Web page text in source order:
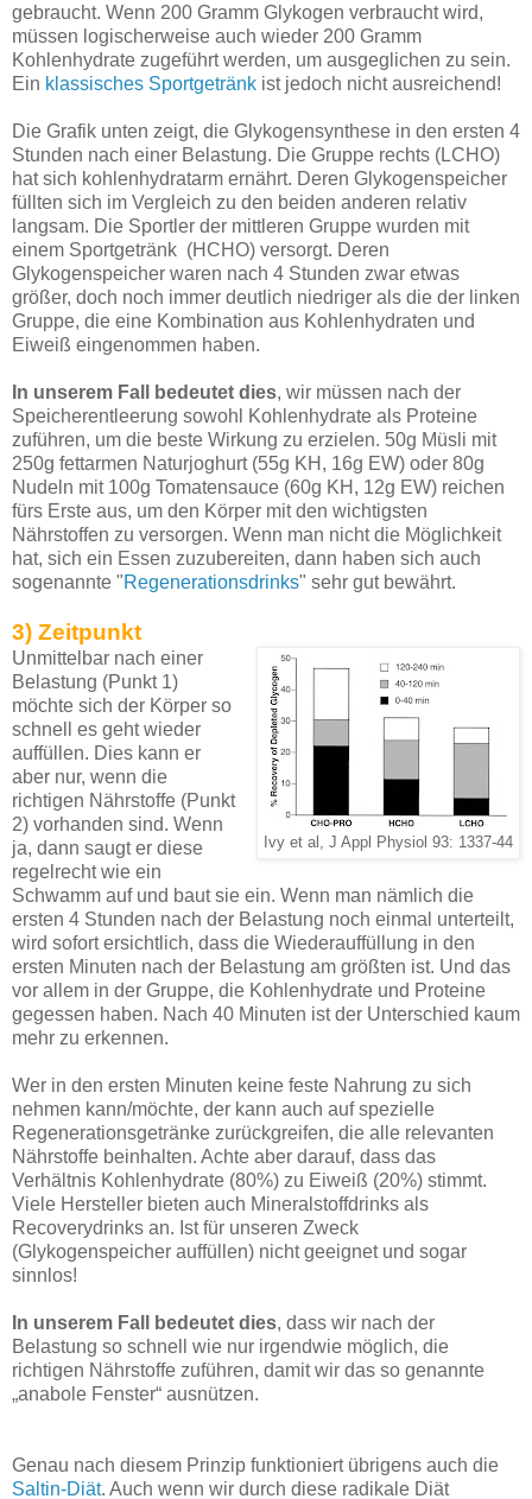
gebraucht. Wenn 200 Gramm Glykogen verbraucht wird,
müssen logischerweise auch wieder 200 Gramm
Kohlenhydrate zugeführt werden, um ausgeglichen zu sein.
Ein klassisches Sportgetränk ist jedoch nicht ausreichend!
Die Grafik unten zeigt, die Glykogensynthese in den ersten 4
Stunden nach einer Belastung. Die Gruppe rechts (LCHO)
hat sich kohlenhydratarm ernährt. Deren Glykogenspeicher
füllten sich im Vergleich zu den beiden anderen relativ
langsam. Die Sportler der mittleren Gruppe wurden mit
einem Sportgetränk (HCHO) versorgt. Deren
Glykogenspeicher waren nach 4 Stunden zwar etwas
größer, doch noch immer deutlich niedriger als die der linken
Gruppe, die eine Kombination aus Kohlenhydraten und
Eiweiß eingenommen haben.
In unserem Fall bedeutet dies, wir müssen nach der
Speicherentleerung sowohl Kohlenhydrate als Proteine
zuführen, um die beste Wirkung zu erzielen. 50g Müsli mit
250g fettarmen Naturjoghurt (55g KH, 16g EW) oder 80g
Nudeln mit 100g Tomatensauce (60g KH, 12g EW) reichen
fürs Erste aus, um den Körper mit den wichtigsten
Nährstoffen zu versorgen. Wenn man nicht die Möglichkeit
hat, sich ein Essen zuzubereiten, dann haben sich auch
sogenannte "Regenerationsdrinks" sehr gut bewährt.
3) Zeitpunkt
Ivy et al, J Appl Physiol 93: 1337-44
Unmittelbar nach einer
Belastung (Punkt 1)
möchte sich der Körper so
schnell es geht wieder
auffüllen. Dies kann er
aber nur, wenn die
richtigen Nährstoffe (Punkt
2) vorhanden sind. Wenn
ja, dann saugt er diese
regelrecht wie ein
Schwamm auf und baut sie ein. Wenn man nämlich die
ersten 4 Stunden nach der Belastung noch einmal unterteilt,
wird sofort ersichtlich, dass die Wiederauffüllung in den
ersten Minuten nach der Belastung am größten ist. Und das
vor allem in der Gruppe, die Kohlenhydrate und Proteine
gegessen haben. Nach 40 Minuten ist der Unterschied kaum
mehr zu erkennen.
Wer in den ersten Minuten keine feste Nahrung zu sich
nehmen kann/möchte, der kann auch auf spezielle
Regenerationsgetränke zurückgreifen, die alle relevanten
Nährstoffe beinhalten. Achte aber darauf, dass das
Verhältnis Kohlenhydrate (80%) zu Eiweiß (20%) stimmt.
Viele Hersteller bieten auch Mineralstoffdrinks als
Recoverydrinks an. Ist für unseren Zweck
(Glykogenspeicher auffüllen) nicht geeignet und sogar
sinnlos!
In unserem Fall bedeutet dies, dass wir nach der
Belastung so schnell wie nur irgendwie möglich, die
richtigen Nährstoffe zuführen, damit wir das so genannte
„anabole Fenster“ ausnützen.
Genau nach diesem Prinzip funktioniert übrigens auch die
Saltin-Diät. Auch wenn wir durch diese radikale Diät